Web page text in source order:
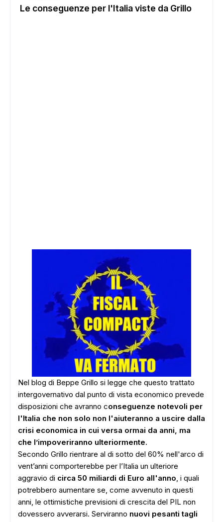
Le conseguenze per l'Italia viste da Grillo
Nel blog di Beppe Grillo si legge che questo trattato
intergovernativo dal punto di vista economico prevede
disposizioni che avranno conseguenze notevoli per
l'Italia che non solo non l'aiuteranno a uscire dalla
crisi economica in cui versa ormai da anni, ma
che l’impoveriranno ulteriormente.
Secondo Grillo rientrare al di sotto del 60% nell'arco di
vent’anni comporterebbe per l’Italia un ulteriore
aggravio di circa 50 miliardi di Euro all'anno, i quali
potrebbero aumentare se, come avvenuto in questi
anni, le ottimistiche previsioni di crescita del PIL non
dovessero avverarsi. Serviranno nuovi pesanti tagli